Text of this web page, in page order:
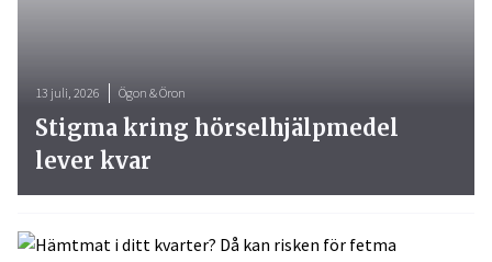
13 juli, 2026 Ögon & Öron
Stigma kring hörselhjälpmedel
lever kvar